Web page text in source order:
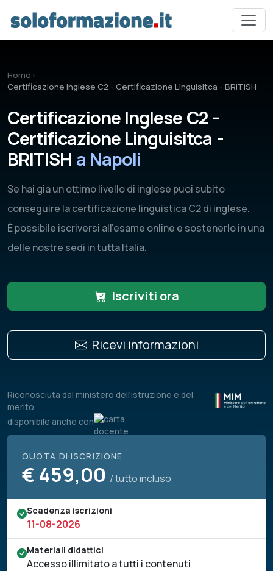
Home ›
Certificazione Inglese C2 - Certificazione Linguisitca - BRITISH
Certificazione Inglese C2 -
Certificazione Linguisitca -
BRITISH a Napoli
Se hai già un ottimo livello di inglese puoi subito
conseguire la certificazione linguistica C2 di inglese.
È possibile iscriversi all'esame online e sostenerlo in una
delle nostre sedi in tutta Italia.
Iscriviti ora
Ricevi informazioni
Riconosciuta dal ministero dell'istruzione e del
merito
disponibile anche con
QUOTA DI ISCRIZIONE
€ 459,00 / tutto incluso
Scadenza iscrizioni
11-08-2026
Materiali didattici
Accesso illimitato a tutti i contenuti